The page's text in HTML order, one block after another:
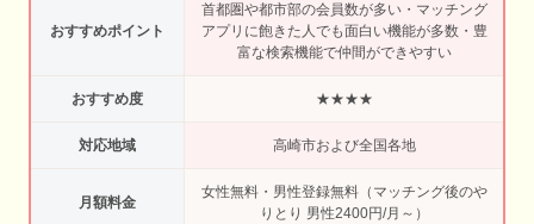
おすすめポイント
首都圏や都市部の会員数が多い・マッチング
アプリに飽きた人でも面白い機能が多数・豊
富な検索機能で仲間ができやすい
おすすめ度 ★★★★
対応地域 高崎市および全国各地
月額料金
女性無料・男性登録無料（マッチング後のや
りとり 男性2400円/月～）